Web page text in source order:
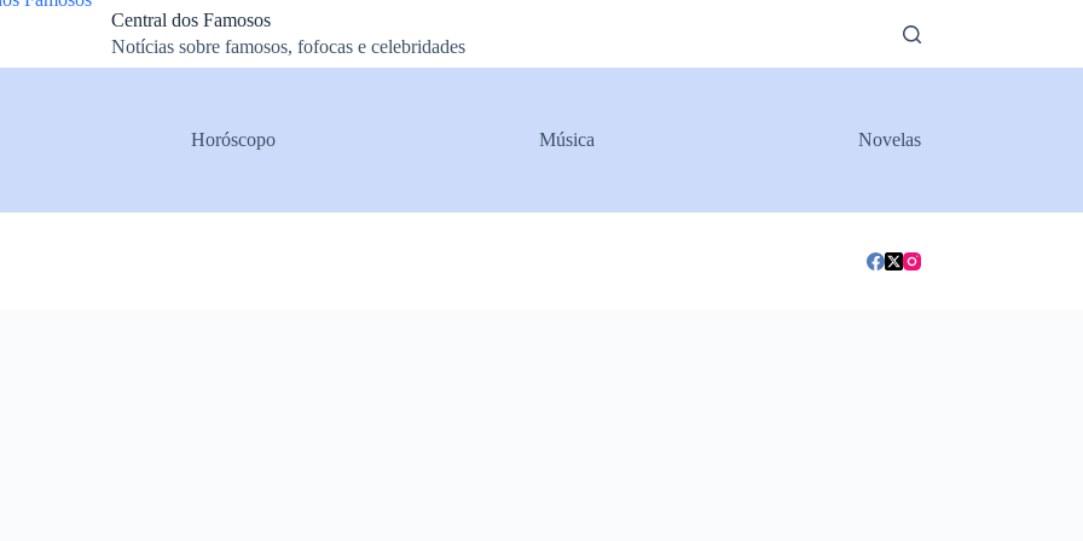
Central dos Famosos
Notícias sobre famosos, fofocas e celebridades
Horóscopo Música Novelas